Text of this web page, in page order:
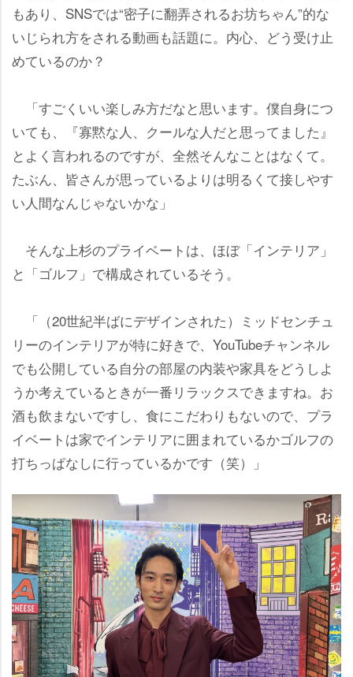
もあり、SNSでは“密子に翻弄されるお坊ちゃん”的な
いじられ方をされる動画も話題に。内心、どう受け止
めているのか？
「すごくいい楽しみ方だなと思います。僕自身につ
いても、『寡黙な人、クールな人だと思ってました』
とよく言われるのですが、全然そんなことはなくて。
たぶん、皆さんが思っているよりは明るくて接しやす
い人間なんじゃないかな」
そんな上杉のプライベートは、ほぼ「インテリア」
と「ゴルフ」で構成されているそう。
「（20世紀半ばにデザインされた）ミッドセンチュ
リーのインテリアが特に好きで、YouTubeチャンネル
でも公開している自分の部屋の内装や家具をどうしよ
うか考えているときが一番リラックスできますね。お
酒も飲まないですし、食にこだわりもないので、プラ
イベートは家でインテリアに囲まれているかゴルフの
打ちっぱなしに行っているかです（笑）」